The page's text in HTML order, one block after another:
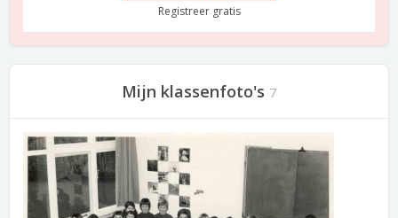
Registreer gratis
Mijn klassenfoto's 7